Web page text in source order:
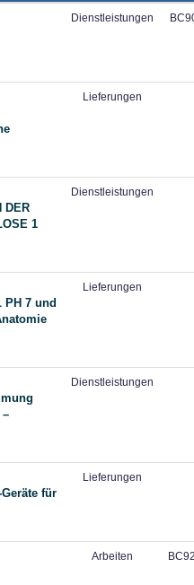
Dienstleistungen
Lieferungen
DER
1
Dienstleistungen
PH 7 und
Lieferungen
Dienstleistungen
für
Lieferungen
Arbeiten